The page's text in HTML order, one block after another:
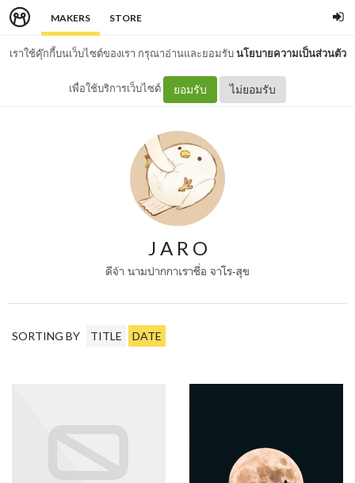
MAKERS STORE
เราใช้คุ๊กกี้บนเว็บไซต์ของเรา กรุณาอ่านและยอมรับนโยบายความเป็นส่วนตัว
เพื่อใช้บริการเว็บไซต์ ยอมรับ ไม่ยอมรับ
J A R O
ดีจ้า นามปากกาเราชื่อ จาโร-สุข
SORTING BY TITLE DATE